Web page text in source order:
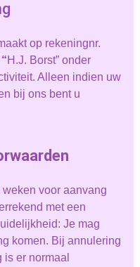
op rekeningnr.
“H.J. Borst” onder
Alleen indien uw
bij ons bent u
voor aanvang
met een
Je mag
komen. Bij annulering
er normaal